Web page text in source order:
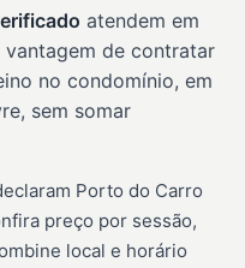
atendem em
de contratar
no condomínio, em
sem somar
Porto do Carro
preço por sessão,
local e horário